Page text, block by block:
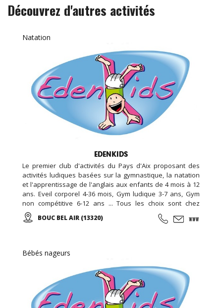
Découvrez d'autres activités
Natation
EDENKIDS
Le premier club d'activités du Pays d'Aix proposant des
activités ludiques basées sur la gymnastique, la natation
et l'apprentissage de l'anglais aux enfants de 4 mois à 12
ans. Eveil corporel 4-36 mois, Gym ludique 3-7 ans, Gym
non compétitive 6-12 ans ... Tous les choix sont chez
EDENKIDS !
BOUC BEL AIR (13320)
Bébés nageurs